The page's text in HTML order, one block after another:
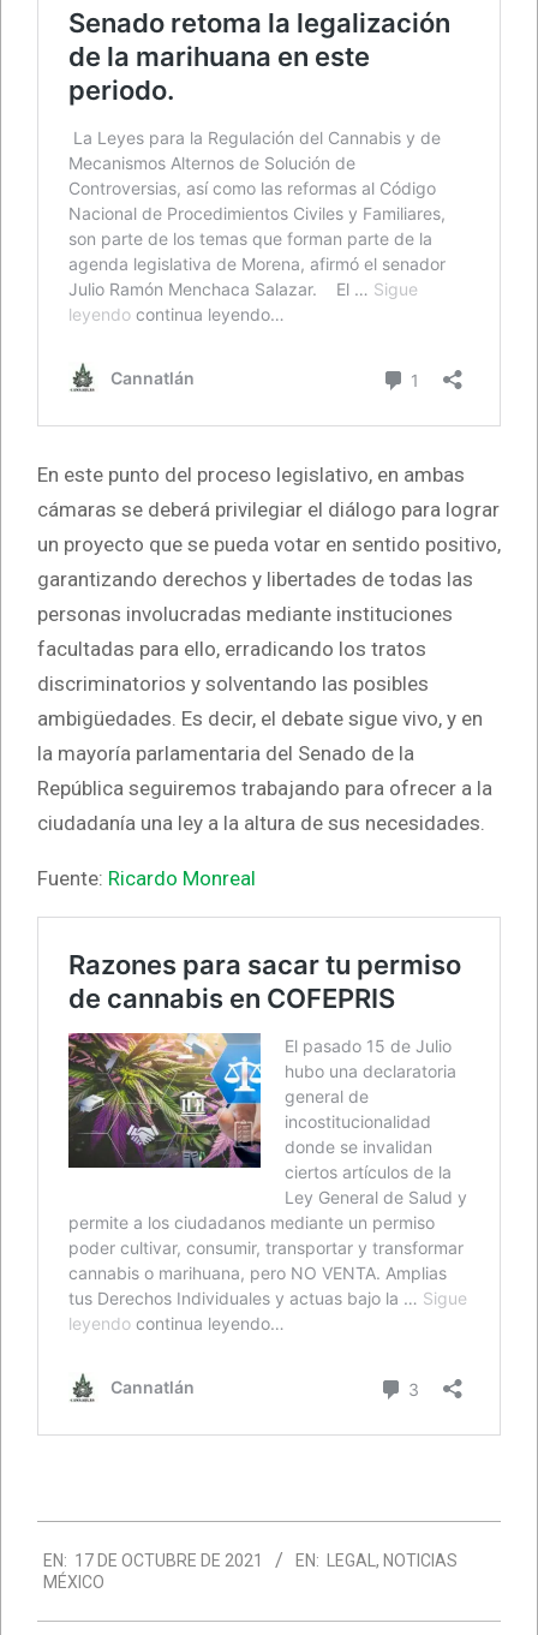
En este punto del proceso legislativo, en ambas
cámaras se deberá privilegiar el diálogo para lograr
un proyecto que se pueda votar en sentido positivo,
garantizando derechos y libertades de todas las
personas involucradas mediante instituciones
facultadas para ello, erradicando los tratos
discriminatorios y solventando las posibles
ambigüedades. Es decir, el debate sigue vivo, y en
la mayoría parlamentaria del Senado de la
República seguiremos trabajando para ofrecer a la
ciudadanía una ley a la altura de sus necesidades.
Fuente: Ricardo Monreal
10-
17
EN: 17 DE OCTUBRE DE 2021 EN: LEGAL , NOTICIAS
MÉXICO